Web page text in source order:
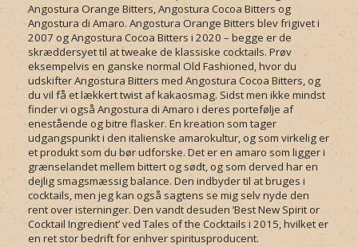
Angostura Orange Bitters, Angostura Cocoa Bitters og
Angostura di Amaro. Angostura Orange Bitters blev frigivet i
2007 og Angostura Cocoa Bitters i 2020 – begge er de
skræddersyet til at tweake de klassiske cocktails. Prøv
eksempelvis en ganske normal Old Fashioned, hvor du
udskifter Angostura Bitters med Angostura Cocoa Bitters, og
du vil få et lækkert twist af kakaosmag. Sidst men ikke mindst
finder vi også Angostura di Amaro i deres portefølje af
enestående og bitre flasker. En kreation som tager
udgangspunkt i den italienske amarokultur, og som virkelig er
et produkt som du bør udforske. Det er en amaro som ligger i
grænselandet mellem bittert og sødt, og som derved har en
dejlig smagsmæssig balance. Den indbyder til at bruges i
cocktails, men jeg kan også sagtens se mig selv nyde den
rent over isterninger. Den vandt desuden ’Best New Spirit or
Cocktail Ingredient’ ved Tales of the Cocktails i 2015, hvilket er
en ret stor bedrift for enhver spiritusproducent.